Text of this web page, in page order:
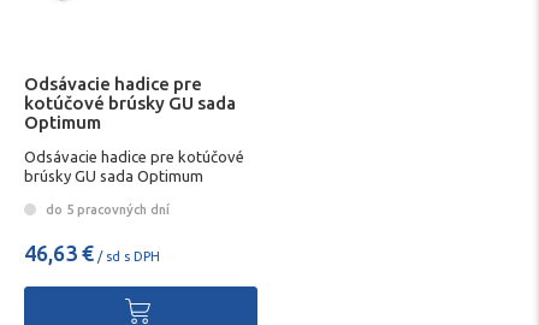
Odsávacie hadice pre
kotúčové brúsky GU sada
Optimum
Odsávacie hadice pre kotúčové
brúsky GU sada Optimum
do 5 pracovných dní
46,63 € / sd s DPH